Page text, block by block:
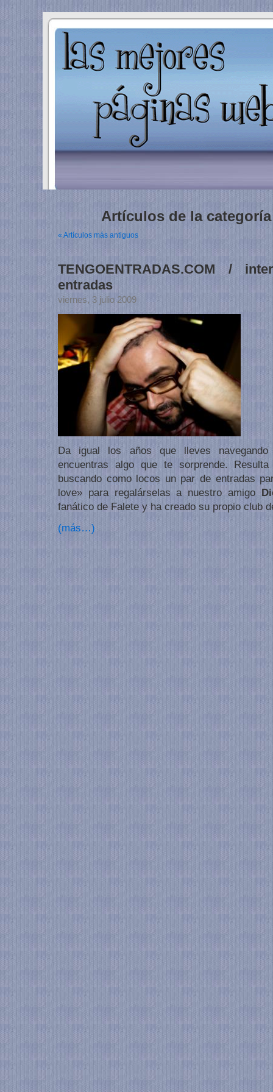
Artículos de la categoría
« Artículos más antiguos
TENGOENTRADAS.COM /
entradas
viernes, 3 julio 2009
Da igual los años que lleves
encuentras algo que te sorprende.
buscando como locos un par de entradas
love» para regalárselas a nuestro amigo
fanático de Falete y ha creado su propio club
(más…)